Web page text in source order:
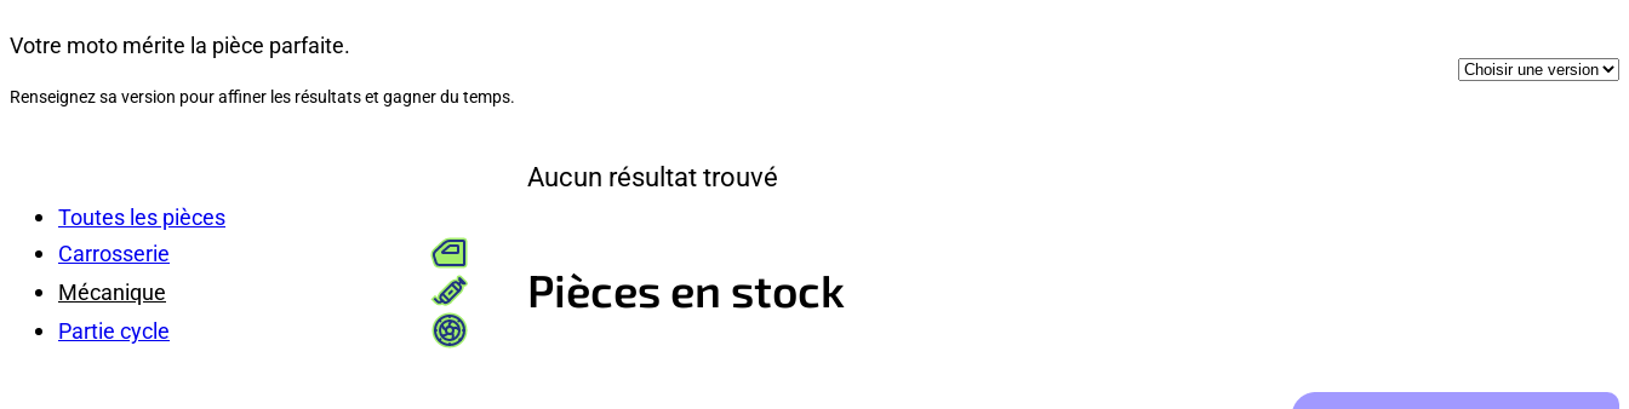
Votre moto mérite la pièce parfaite.
Renseignez sa version pour affiner les résultats et gagner du temps.
Toutes les pièces
Carrosserie
Mécanique
Partie cycle
Aucun résultat trouvé
Pièces en stock